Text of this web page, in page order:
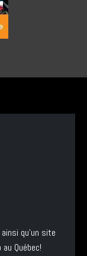
qu'un site
Québec!